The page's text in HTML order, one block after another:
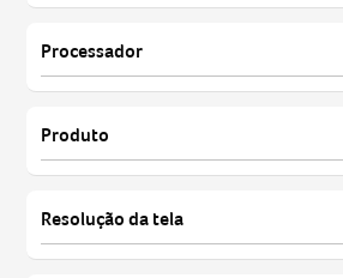
Processador
Produto
Predator
Resolução da tela